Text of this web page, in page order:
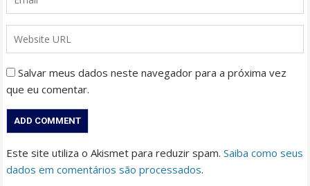
Salvar meus dados neste navegador para a próxima vez
que eu comentar.
Este site utiliza o Akismet para reduzir spam.Saiba como seus
dados em comentários são processados.